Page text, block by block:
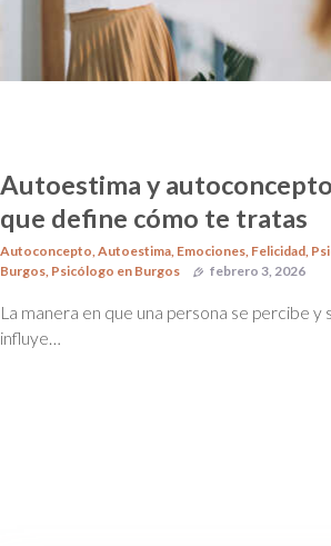
Autoestima y
que define cómo te tratas
Autoconcepto,Autoestima, Emociones, Felicidad,
Burgos, Psicólogo en Burgos febrero 3, 2026
La manera en que una persona se percibe y
influye…